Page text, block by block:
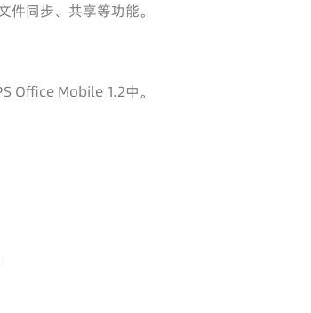
同步、共享等功能。
Office Mobile 1.2中。